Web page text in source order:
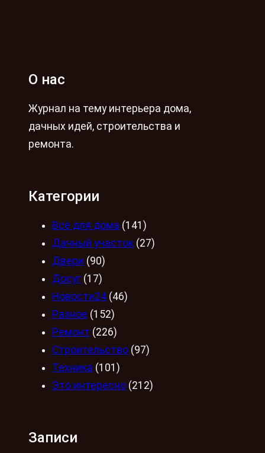
О нас
Журнал на тему интерьера дома,
дачных идей, строительства и
ремонта.
Категории
Всё для дома (141)
Дачный участок (27)
Двери (90)
Досуг (17)
Новости24 (46)
Разное (152)
Ремонт (226)
Строительство (97)
Техника (101)
Это интересно (212)
Записи